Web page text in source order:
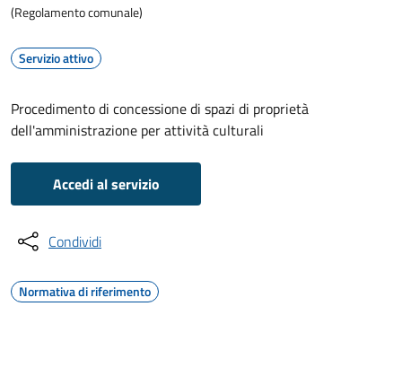
(Regolamento comunale)
Servizio attivo
Procedimento di concessione di spazi di proprietà
dell'amministrazione per attività culturali
Accedi al servizio
Condividi
Normativa di riferimento